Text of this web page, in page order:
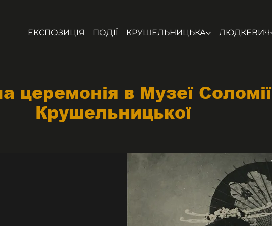
ЕКСПОЗИЦІЯ ПОДІЇ КРУШЕЛЬНИЦЬКА ЛЮДКЕВИЧ
церемонія в Музеї Соломії
Крушельницької